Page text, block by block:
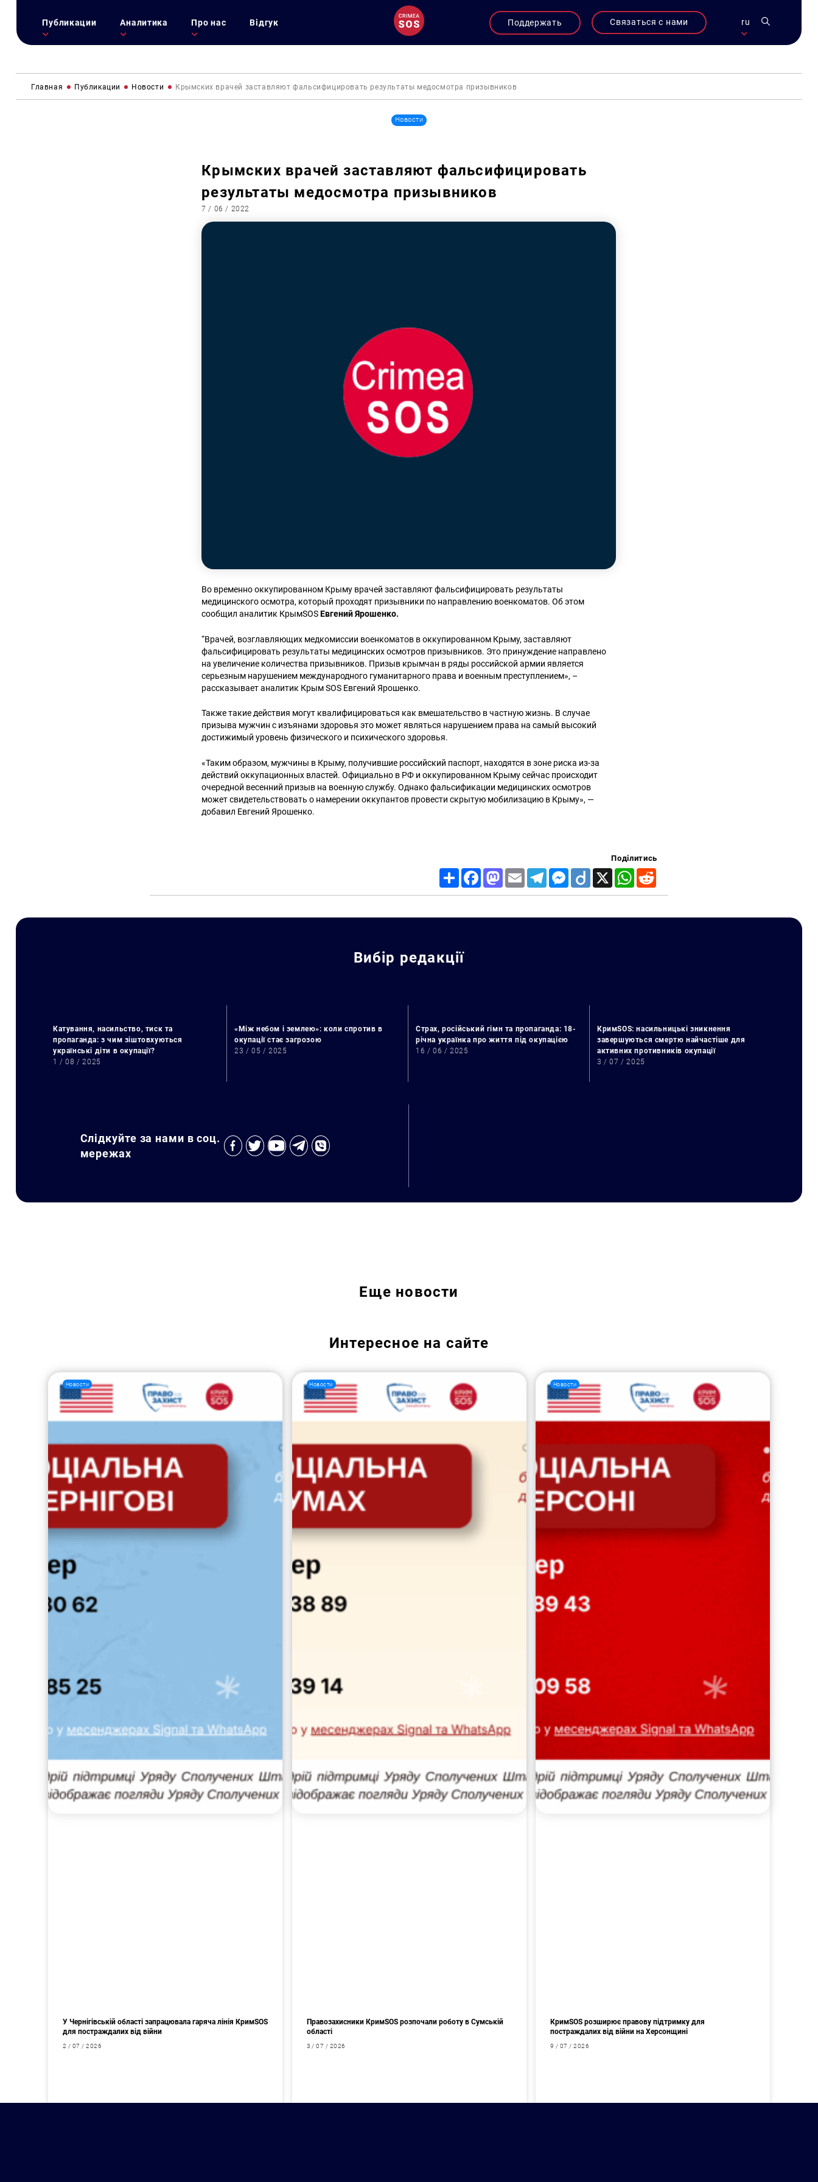
Публикации Аналитика Про нас Відгук Поддержать Связаться с нами ru
Главная Публикации Новости Крымских врачей заставляют фальсифицировать результаты медосмотра призывников
Новости
Крымских врачей заставляют фальсифицировать
результаты медосмотра призывников
7 / 06 / 2022
Во временно оккупированном Крыму врачей заставляют фальсифицировать результаты
медицинского осмотра, который проходят призывники по направлению военкоматов. Об этом
сообщил аналитик КрымSOSЕвгений Ярошенко.
“Врачей, возглавляющих медкомиссии военкоматов в оккупированном Крыму, заставляют
фальсифицировать результаты медицинских осмотров призывников. Это принуждение направлено
на увеличение количества призывников. Призыв крымчан в ряды российской армии является
серьезным нарушением международного гуманитарного права и военным преступлением», –
рассказывает аналитик Крым SOS Евгений Ярошенко.
Также такие действия могут квалифицироваться как вмешательство в частную жизнь. В случае
призыва мужчин с изъянами здоровья это может являться нарушением права на самый высокий
достижимый уровень физического и психического здоровья.
«Таким образом, мужчины в Крыму, получившие российский паспорт, находятся в зоне риска из-за
действий оккупационных властей. Официально в РФ и оккупированном Крыму сейчас происходит
очередной весенний призыв на военную службу. Однако фальсификации медицинских осмотров
может свидетельствовать о намерении оккупантов провести скрытую мобилизацию в Крыму», —
добавил Евгений Ярошенко.
Поділитись
Share FacebookMastodon
Email TelegramMessenger
Diigo X WhatsApp
Вибір редакції
Катування, насильство, тиск та
пропаганда: з чим зіштовхуються
українські діти в окупації?
1 / 08 / 2025
«Між небом і землею»: коли спротив в
окупації стає загрозою
23 / 05 / 2025
Страх, російський гімн та пропаганда: 18-
річна українка про життя під окупацією
16 / 06 / 2025
КримSOS: насильницькі зникнення
завершуються смертю найчастіше для
активних противників окупації
3 / 07 / 2025
Слідкуйте за нами в соц.
мережах
Еще новости
Интересное на сайте
Новости
У Чернігівській області запрацювала гаряча лінія КримSOS
для постраждалих від війни
2 / 07 / 2026
Новости
Правозахисники КримSOS розпочали роботу в Сумській
області
3 / 07 / 2026
Новости
КримSOS розширює правову підтримку для
постраждалих від війни на Херсонщині
9 / 07 / 2026